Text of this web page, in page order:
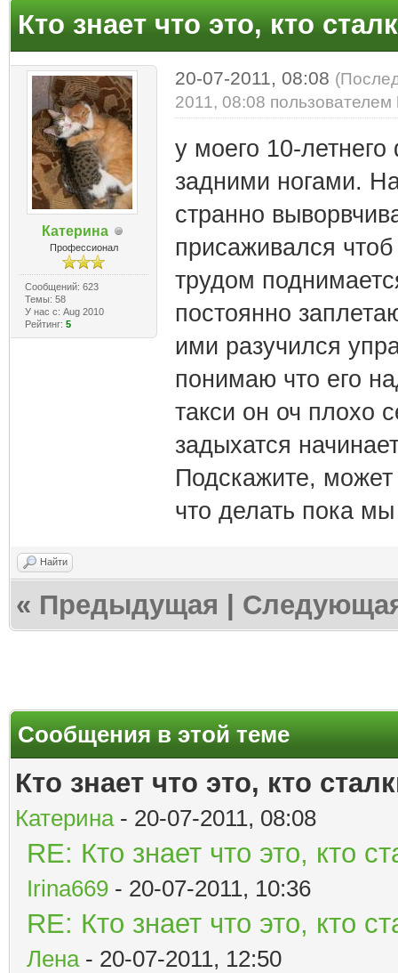
Кто знает что это, кто
Катерина
Профессионал
Сообщений: 623
Темы: 58
У нас с: Aug 2010
Рейтинг: 5
20-07-2011, 08:08
2011, 08:08 пользователем
у моего 10-
задними ногами.
странно
присаживался
трудом
постоянно
ими разучился
понимаю что его
такси он оч плохо
задыхатся
Подскажите, может
что делать пока
Найти
« Предыдущая
Сообщения в этой теме
Кто знает что это, кто
Катерина- 20-07-2011, 08:08
RE: Кто знает что это, кто
Irina669 - 20-07-2011, 10:36
RE: Кто знает что это, кто
Лена- 20-07-2011, 12:50